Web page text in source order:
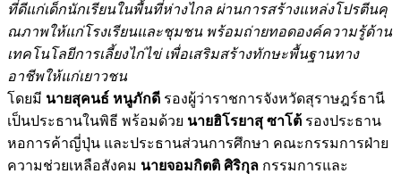
ที่ดีแก่เด็กนักเรียนในพื้นที่ห่างไกล ผ่านการสร้างแหล่งโปรตีนคุ
ณภาพให้แก่โรงเรียนและชุมชน พร้อมถ่ายทอดองค์ความรู้ด้าน
เทคโนโลยีการเลี้ยงไก่ไข่ เพื่อเสริมสร้างทักษะพื้นฐานทาง
อาชีพให้แก่เยาวชน
โดยมี นายสุคนธ์ หนูภักดี รองผู้ว่าราชการจังหวัดสุราษฎร์ธานี
เป็นประธานในพิธี พร้อมด้วย นายฮิโรยาสุ ซาโต้ รองประธาน
หอการค้าญี่ปุ่น และประธานส่วนการศึกษา คณะกรรมการฝ่าย
ความช่วยเหลือสังคม นายจอมกิตติ ศิริกุล กรรมการและ